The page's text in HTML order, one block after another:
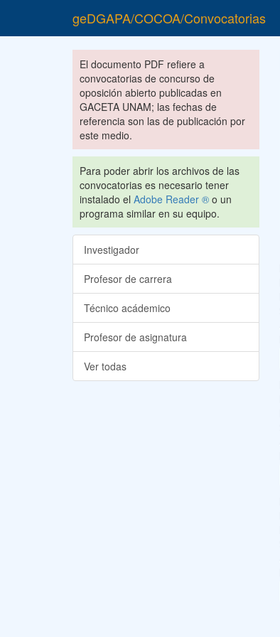
geDGAPA/COCOA/Convocatorias
El documento PDF refiere a
convocatorias de concurso de
oposición abierto publicadas en
GACETA UNAM; las fechas de
referencia son las de publicación por
este medio.
Para poder abrir los archivos de las
convocatorias es necesario tener
instalado el Adobe Reader ® o un
programa similar en su equipo.
Investigador
Profesor de carrera
Técnico acádemico
Profesor de asignatura
Ver todas